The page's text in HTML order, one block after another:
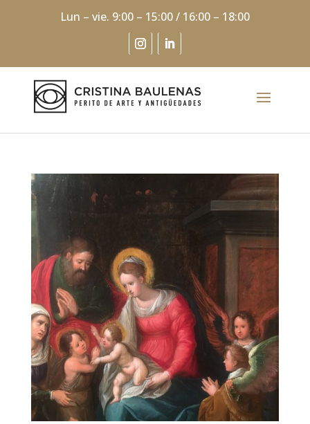
Lun – vie. 9:00 – 15:00 / 16:00 – 18:00